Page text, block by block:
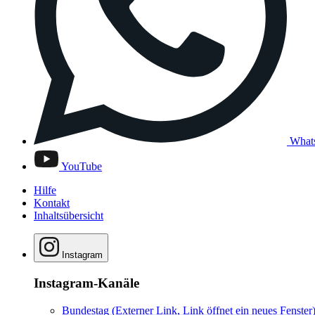
YouTube
Hilfe
Kontakt
Inhaltsübersicht
Instagram
Instagram-Kanäle
Bundestag (Externer Link, Link öffnet ein neues Fenster)